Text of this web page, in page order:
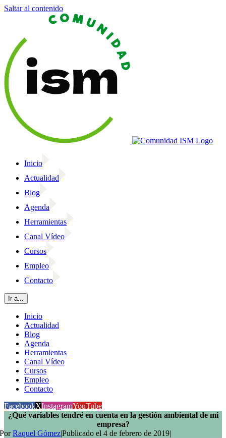
Saltar al contenido
Inicio
Actualidad
Blog
Agenda
Herramientas
Canal Vídeo
Cursos
Empleo
Contacto
Ir a...
Inicio
Actualidad
Blog
Agenda
Herramientas
Canal Vídeo
Cursos
Empleo
Contacto
FacebookXInstagramYouTube
¿Qué variables tendré en cuenta en la gestión ambiental de mi
empresa?
PorRaquel Gómez|Publicado el 4 de febrero de 2019|